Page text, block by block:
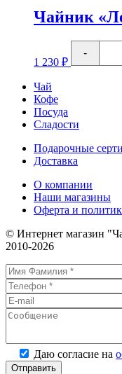
Чайник
1 230 ₽
-
Чай
Кофе
Посуда
Сладости
Подарочные
Доставка
О компании
Наши магазины
Оферта и
© Интернет магазин
2010-2026
Даю согласие на